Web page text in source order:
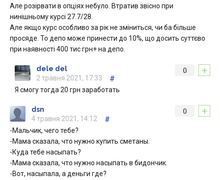
Але розірвати в опціях небуло. Втратив звісно при
нинішньому курсі 27.7/28.
Але якщо курс особливо за рік не зміниться, чи ба більше
просяде. То депо може принести до 10%, що досить суттєво
при наявності 400 тис грн+ на депо.
+
0
dele del
2 травня 2021, 17:33
#
Я смогу тогда 20 грн заработать
+
0
dsn
4 травня 2021, 14:12
#
-Мальчик, чего тебе?
-Мама сказала, что нужно купить сметаны.
-Куда тебе насыпать?
-Мама сказала, что нужно насыпать в бидончик.
-Вот, насыпала, а деньги где?